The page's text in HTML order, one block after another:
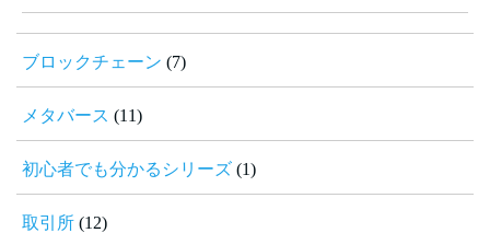
ブロックチェーン (7)
メタバース (11)
初心者でも分かるシリーズ (1)
取引所 (12)